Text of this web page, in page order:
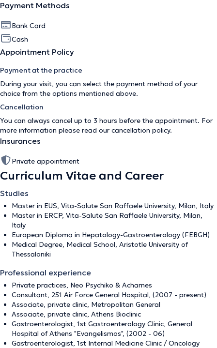
Payment Methods
Bank Card
Cash
Appointment Policy
Payment at the practice
During your visit, you can select the payment method of your
choice from the options mentioned above.
Cancellation
You can always cancel up to 3 hours before the appointment. For
more information please read our cancellation policy.
Insurances
Private appointment
Curriculum Vitae and Career
Studies
Master in EUS, Vita-Salute San Raffaele University, Milan, Italy
Master in ERCP, Vita-Salute San Raffaele University, Milan,
Italy
European Diploma in Hepatology-Gastroenterology (FEBGH)
Medical Degree, Medical School, Aristotle University of
Thessaloniki
Professional experience
Private practices, Neo Psychiko & Acharnes
Consultant, 251 Air Force General Hospital, (2007 - present)
Associate, private clinic, Metropolitan General
Associate, private clinic, Athens Bioclinic
Gastroenterologist, 1st Gastroenterology Clinic, General
Hospital of Athens "Evangelismos", (2002 - 06)
Gastroenterologist, 1st Internal Medicine Clinic / Oncology